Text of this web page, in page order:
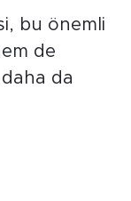
bu önemli
de
daha da